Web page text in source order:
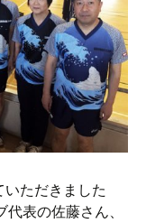
ただきました
表の佐藤さん、